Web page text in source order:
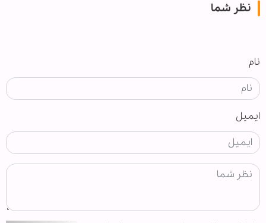
نظر شما
نام
ایمیل